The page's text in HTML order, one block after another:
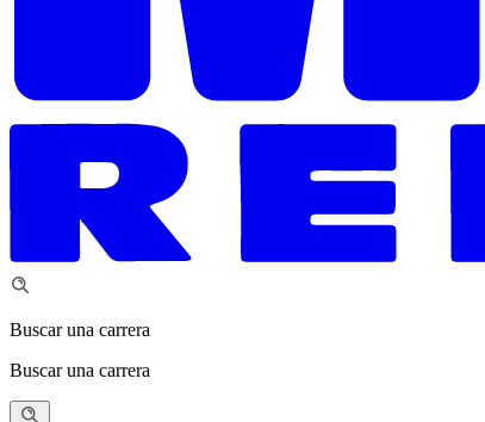
Buscar una carrera
Buscar una carrera